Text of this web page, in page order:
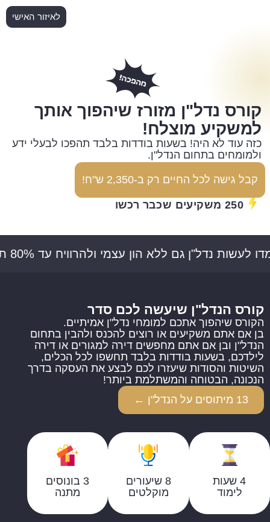
לאיזור האישי
קורס נדל"ן מזורז שיהפוך אותך
למשקיע מוצלח!
כזה עוד לא היה! בשעות בודדות בלבד תהפכו לבעלי ידע
ולמומחים בתחום הנדל"ן.
קבל גישה לכל החיים רק ב-2,350 ש"ח!
250 משקיעים שכבר רכשו
עד 80% תשואה על ההון העצמי" "מיסוי מקרקעין, קרקע חקלאית, השקע בנדל"ן מסחרי, איתור זכיות בניה, כך תוודאו שלא יעבדו עליכם ותהפכו למומחי נדל"ן"
קורס הנדל"ן שיעשה לכם סדר
הקורס שיהפוך אתכם למומחי נדל"ן אמיתיים.
בן אם אתם משקיעים או רוצים להכנס ולהבין בתחום
הנדל"ן ובן אם אתם מחפשים דירה למגורים או דירה
לילדכם, בשעות בודדות בלבד תחשפו לכל הכלים,
השיטות והסודות שיעזרו לכם לבצע את העסקה בדרך
הנכונה, הבטוחה והמשתלמת ביותר!
13 מיתוסים על הנדל"ן ←
4 שעות
לימוד
8 שיעורים
מוקלטים
3 בונוסים
מתנה